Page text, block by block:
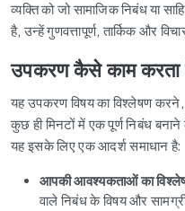
व्यक्ति को जो सामाजिक निबंध या
है, उन्हें गुणवत्तापूर्ण, तार्किक और
उपकरण कैसे काम करता
यह उपकरण विषय का विश्लेषण
कुछ ही मिनटों में एक पूर्ण निबंध
यह इसके लिए एक आदर्श समाधान है:
आपकी आवश्यकताओं का
वाले निबंध के विषय और